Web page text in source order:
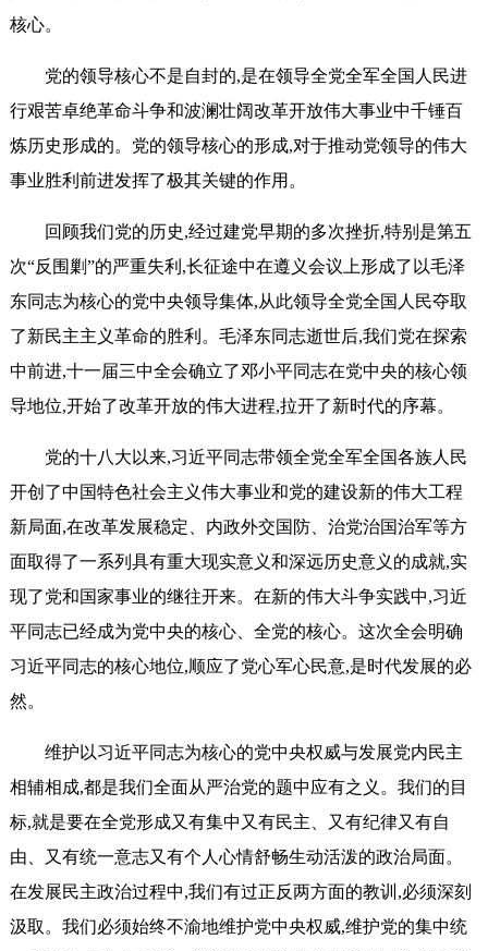
核心。
党的领导核心不是自封的,是在领导全党全军全国人民进
行艰苦卓绝革命斗争和波澜壮阔改革开放伟大事业中千锤百
炼历史形成的。党的领导核心的形成,对于推动党领导的伟大
事业胜利前进发挥了极其关键的作用。
回顾我们党的历史,经过建党早期的多次挫折,特别是第五
次“反围剿”的严重失利,长征途中在遵义会议上形成了以毛泽
东同志为核心的党中央领导集体,从此领导全党全国人民夺取
了新民主主义革命的胜利。毛泽东同志逝世后,我们党在探索
中前进,十一届三中全会确立了邓小平同志在党中央的核心领
导地位,开始了改革开放的伟大进程,拉开了新时代的序幕。
党的十八大以来,习近平同志带领全党全军全国各族人民
开创了中国特色社会主义伟大事业和党的建设新的伟大工程
新局面,在改革发展稳定、内政外交国防、治党治国治军等方
面取得了一系列具有重大现实意义和深远历史意义的成就,实
现了党和国家事业的继往开来。在新的伟大斗争实践中,习近
平同志已经成为党中央的核心、全党的核心。这次全会明确
习近平同志的核心地位,顺应了党心军心民意,是时代发展的必
然。
维护以习近平同志为核心的党中央权威与发展党内民主
相辅相成,都是我们全面从严治党的题中应有之义。我们的目
标,就是要在全党形成又有集中又有民主、又有纪律又有自
由、又有统一意志又有个人心情舒畅生动活泼的政治局面。
在发展民主政治过程中,我们有过正反两方面的教训,必须深刻
汲取。我们必须始终不渝地维护党中央权威,维护党的集中统